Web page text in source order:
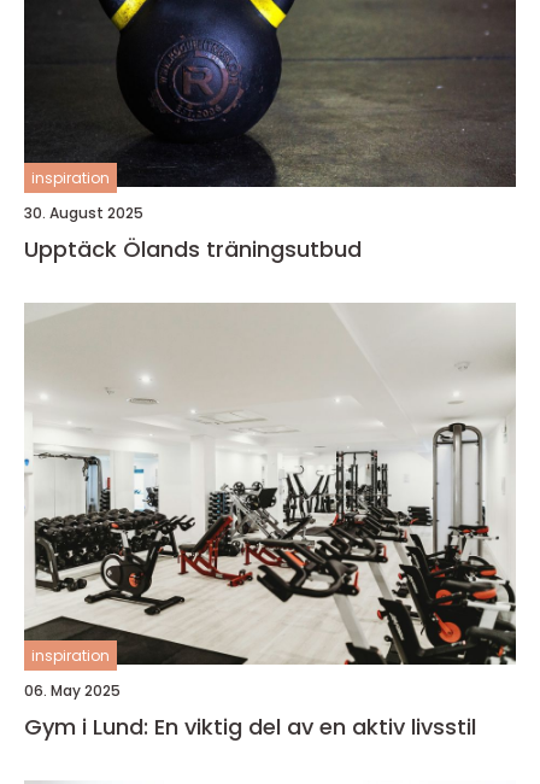
inspiration
30. August 2025
Upptäck Ölands träningsutbud
inspiration
06. May 2025
Gym i Lund: En viktig del av en aktiv livsstil